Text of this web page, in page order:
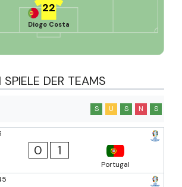
22
Diogo Costa
DER TEAMS
S U S N S
0 1
Portugal